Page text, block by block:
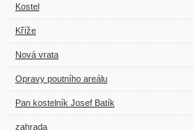
Kostel
Kříže
Nová vrata
Opravy poutního areálu
Pan kostelník Josef Batík
zahrada